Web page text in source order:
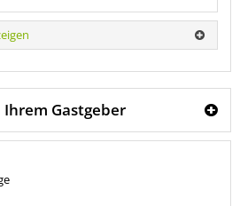
Gastgeber